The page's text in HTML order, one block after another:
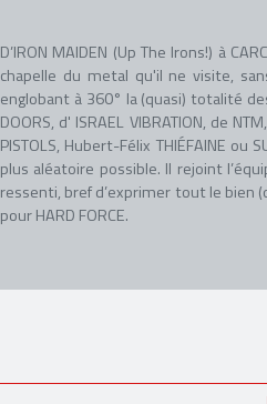
D’IRON MAIDEN (Up The Irons!) à
chapelle du metal qu'il ne visite,
englobant à 360° la (quasi) totalité
DOORS, d' ISRAEL VIBRATION, de
PISTOLS, Hubert-Félix THIÉFAINE
plus aléatoire possible. Il rejoint
ressenti, bref d’exprimer tout le bien
pour HARD FORCE.